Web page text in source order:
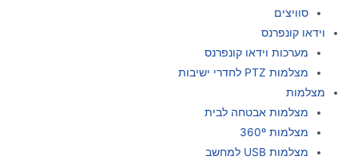
סוויצים
וידאו קונפרנס
מערכות וידאו קונפרנס
מצלמות PTZ לחדרי ישיבות
מצלמות
מצלמות אבטחה לבית
מצלמות 360º
מצלמות USB למחשב